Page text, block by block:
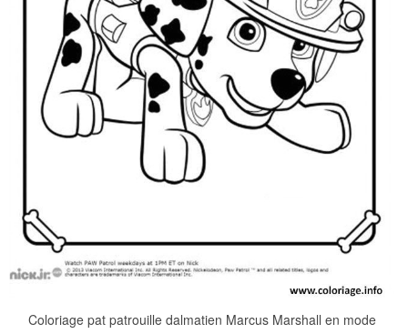
Coloriage pat patrouille dalmatien Marcus Marshall en mode